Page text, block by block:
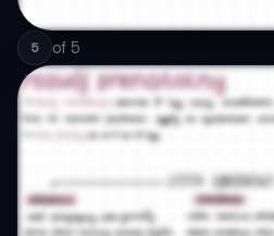
5 of 5